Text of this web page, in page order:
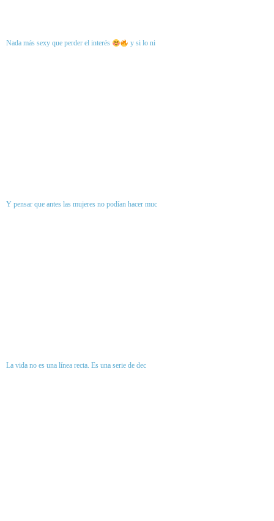
Nada más sexy que perder el interés y si lo ni
Y pensar que antes las mujeres no podían hacer muc
La vida no es una línea recta. Es una serie de dec